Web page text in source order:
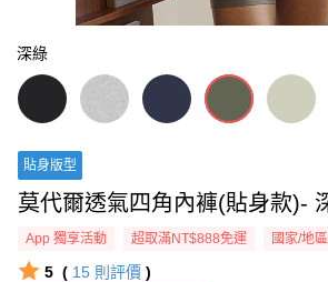
深綠
貼身版型
莫代爾透氣四角內褲(貼身款)-
App 獨享活動 超取滿NT$888免運 國家/地
5 ( 15 則評價 )